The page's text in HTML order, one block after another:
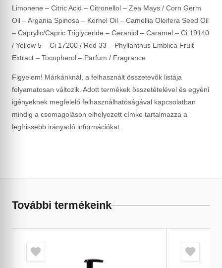
Limonene – Citric Acid – Citronellol – Zea Mays / Corn Germ
Oil – Argania Spinosa – Kernel Oil – Camellia Oleifera Seed Oil
– Caprylic/Capric Triglyceride – Geraniol – Caramel – Ci 19140
/ Yellow 5 – Ci 17200 / Red 33 – Phyllanthus Emblica Fruit
Extract – Tocopherol – Parfum / Fragrance
Figyelem! Márkánknál, a felhasznált összetevők listája
folyamatosan változik. Adott termékek összetételével és egyéni
igényeknek megfelelő felhasználhatóságával kapcsolatban
mindig a csomagoláson elhelyezett címke tartalmazza a
legfrissebb irányadó információkat.
További termékeink